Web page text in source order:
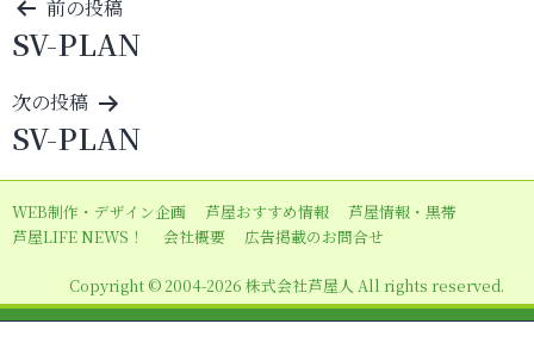
投
稿
ナ
ビ
ゲ
ー
シ
ン
前の投稿
SV-PLAN
次の投稿
SV-PLAN
WEB制作・デザイン企画 芦屋おすすめ情報
芦屋情報・黒帯
芦屋LIFE NEWS！
会社概要 広告掲載のお問合せ
Copyright © 2004-2026 株式会社芦屋人 All rights reserved.